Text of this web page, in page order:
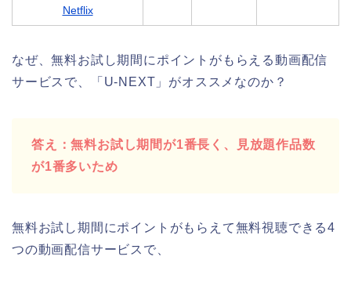
Netflix
なぜ、無料お試し期間にポイントがもらえる動画配信
サービスで、「U-NEXT」がオススメなのか？
答え：無料お試し期間が1番長く、見放題作品数
が1番多いため
無料お試し期間にポイントがもらえて無料視聴できる4
つの動画配信サービスで、